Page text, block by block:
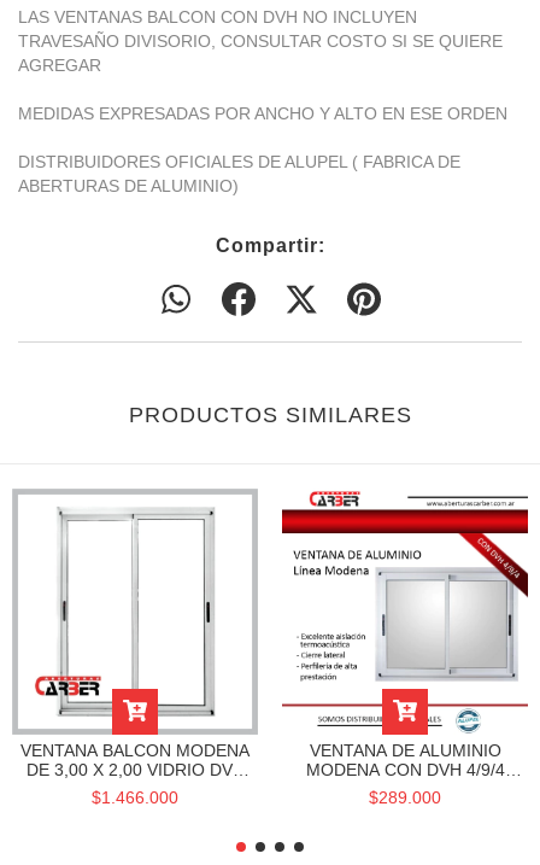
LAS VENTANAS BALCON CON DVH NO INCLUYEN
TRAVESAÑO DIVISORIO, CONSULTAR COSTO SI SE QUIERE
AGREGAR
MEDIDAS EXPRESADAS POR ANCHO Y ALTO EN ESE ORDEN
DISTRIBUIDORES OFICIALES DE ALUPEL ( FABRICA DE
ABERTURAS DE ALUMINIO)
Compartir:
PRODUCTOS SIMILARES
VENTANA BALCON MODENA
DE 3,00 X 2,00 VIDRIO DVH
4/9/4 EN 3 O 4 HOJAS
$1.466.000
VENTANA DE ALUMINIO
MODENA CON DVH 4/9/4
1,00 X 0,60
$289.000